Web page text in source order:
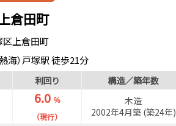
倉田町
上倉田町
海）戸塚駅 徒歩21分
塚駅 徒歩21分
利回り 構造／築年数
6.0 ％
（現行）
木造
2002年4月築 (築24年)